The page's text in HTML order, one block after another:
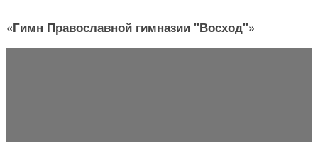
«Гимн Православной гимназии "Восход"»